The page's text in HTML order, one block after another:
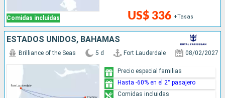
Comidas incluidas US$ 336 +Tasas
ESTADOS UNIDOS, BAHAMAS
Brilliance of the Seas 5 d Fort Lauderdale 08/02/2027
Precio especial familias
Hasta -60% en el 2° pasajero
Comidas incluidas